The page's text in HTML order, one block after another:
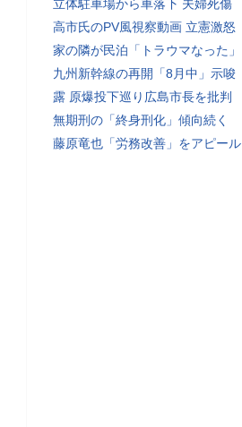
立体駐車場から車落下 夫婦死傷
高市氏のPV風視察動画 立憲激怒
家の隣が民泊「トラウマなった」
九州新幹線の再開「8月中」示唆
露 原爆投下巡り広島市長を批判
無期刑の「終身刑化」傾向続く
藤原竜也「労務改善」をアピール